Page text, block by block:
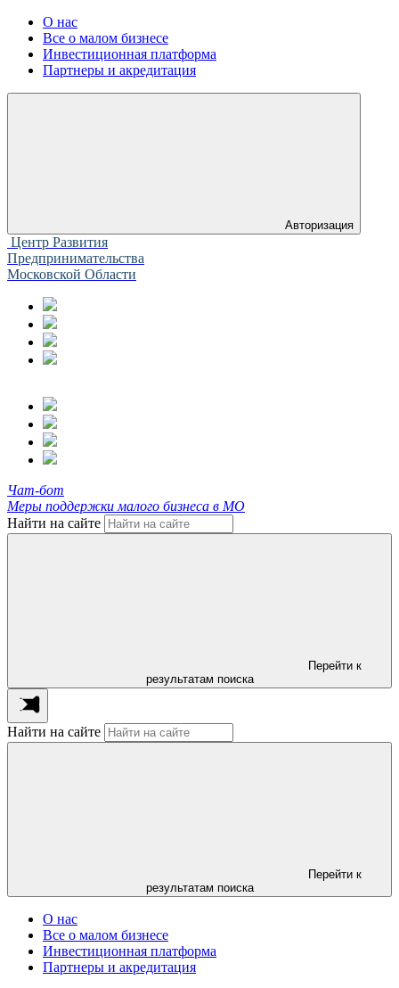
О нас
Все о малом бизнесе
Инвестиционная платформа
Партнеры и акредитация
Авторизация
Центр Развития
Предпринимательства
Московской Области
Чат-бот
Меры поддержки малого бизнеса в МО
Найти на сайте
Перейти к
результатам поиска
Найти на сайте
Перейти к
результатам поиска
О нас
Все о малом бизнесе
Инвестиционная платформа
Партнеры и акредитация